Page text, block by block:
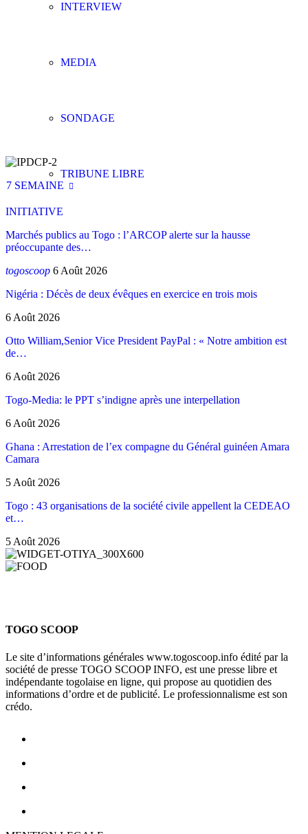
INTERVIEW
MEDIA
SONDAGE
TRIBUNE LIBRE
7 SEMAINE
INITIATIVE
Marchés publics au Togo : l’ARCOP alerte sur la hausse
préoccupante des…
togoscoop 6 Août 2026
Nigéria : Décès de deux évêques en exercice en trois mois
6 Août 2026
Otto William,Senior Vice President PayPal : « Notre ambition est
de…
6 Août 2026
Togo-Media: le PPT s’indigne après une interpellation
6 Août 2026
Ghana : Arrestation de l’ex compagne du Général guinéen Amara
Camara
5 Août 2026
Togo : 43 organisations de la société civile appellent la CEDEAO
et…
5 Août 2026
TOGO SCOOP
Le site d’informations générales www.togoscoop.info édité par la
société de presse TOGO SCOOP INFO, est une presse libre et
indépendante togolaise en ligne, qui propose au quotidien des
informations d’ordre et de publicité. Le professionnalisme est son
crédo.